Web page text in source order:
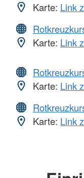
Karte: Link
Karte: Link
Karte: Link
Karte: Link